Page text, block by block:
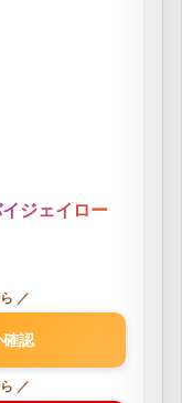
ジェイロー
／
認
／